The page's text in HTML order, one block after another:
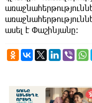
ասել է Փաշինյանը։